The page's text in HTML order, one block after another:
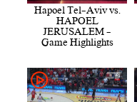
Hapoel Tel-Aviv vs.
HAPOEL
JERUSALEM -
Game Highlights